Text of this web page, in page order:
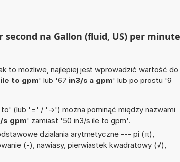
second na Gallon (fluid, US) per minute
to możliwe, najlepiej jest wprowadzić wartość do
to gpm' lub '67 in3/s a gpm' lub po prostu '9
(lub '=' / '->') można pominąć między nazwami
s gpm' zamiast '50 in3/s ile to gpm'.
działania arytmetyczne --- pi (π),
(-), nawiasy, pierwiastek kwadratowy (√),